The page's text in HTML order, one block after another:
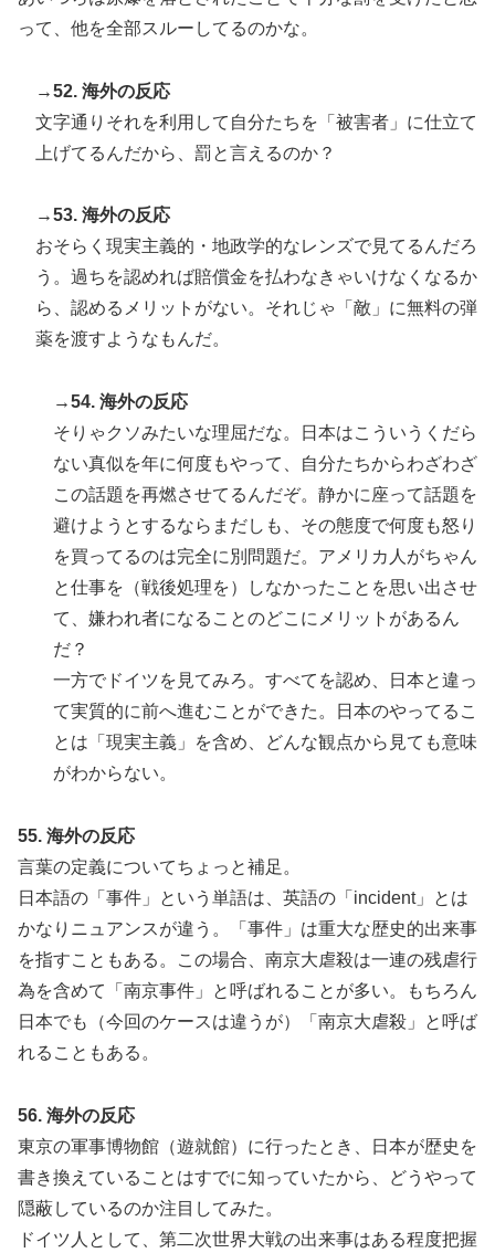
って、他を全部スルーしてるのかな。
→52. 海外の反応
文字通りそれを利用して自分たちを「被害者」に仕立て
上げてるんだから、罰と言えるのか？
→53. 海外の反応
おそらく現実主義的・地政学的なレンズで見てるんだろ
う。過ちを認めれば賠償金を払わなきゃいけなくなるか
ら、認めるメリットがない。それじゃ「敵」に無料の弾
薬を渡すようなもんだ。
→54. 海外の反応
そりゃクソみたいな理屈だな。日本はこういうくだら
ない真似を年に何度もやって、自分たちからわざわざ
この話題を再燃させてるんだぞ。静かに座って話題を
避けようとするならまだしも、その態度で何度も怒り
を買ってるのは完全に別問題だ。アメリカ人がちゃん
と仕事を（戦後処理を）しなかったことを思い出させ
て、嫌われ者になることのどこにメリットがあるん
だ？
一方でドイツを見てみろ。すべてを認め、日本と違っ
て実質的に前へ進むことができた。日本のやってるこ
とは「現実主義」を含め、どんな観点から見ても意味
がわからない。
55. 海外の反応
言葉の定義についてちょっと補足。
日本語の「事件」という単語は、英語の「incident」とは
かなりニュアンスが違う。「事件」は重大な歴史的出来事
を指すこともある。この場合、南京大虐殺は一連の残虐行
為を含めて「南京事件」と呼ばれることが多い。もちろん
日本でも（今回のケースは違うが）「南京大虐殺」と呼ば
れることもある。
56. 海外の反応
東京の軍事博物館（遊就館）に行ったとき、日本が歴史を
書き換えていることはすでに知っていたから、どうやって
隠蔽しているのか注目してみた。
ドイツ人として、第二次世界大戦の出来事はある程度把握